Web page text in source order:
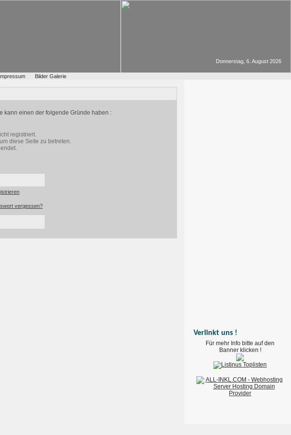
Bilder Galerie
Donnerstag, 6. August 2026
kann einen der folgende Gründe haben :
registriert.
diese Seite zu betreten.
vergessen?
Verlinkt uns !
Für mehr Info bitte auf den
Banner klicken !